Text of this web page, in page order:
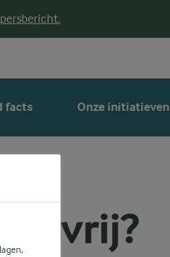
facts Onze initiatieven